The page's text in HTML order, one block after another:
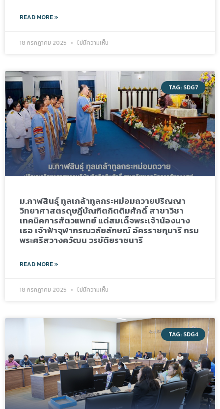
READ MORE »
18 กรกฎาคม 2025 ไม่มีความเห็น
TAG: SDG7
ม.กาฬสินธุ์ ทูลเกล้าทูลกระหม่อมถวายปริญญา
วิทยาศาสตรดุษฎีบัณฑิตกิตติมศักดิ์ สาขาวิชา
เทคนิคการสัตวแพทย์ แด่สมเด็จพระเจ้าน้องนาง
เธอ เจ้าฟ้าจุฬาภรณวลัยลักษณ์ อัครราชกุมารี กรม
พระศรีสวางควัฒน วรขัติยราชนารี
READ MORE »
18 กรกฎาคม 2025 ไม่มีความเห็น
TAG: SDG4